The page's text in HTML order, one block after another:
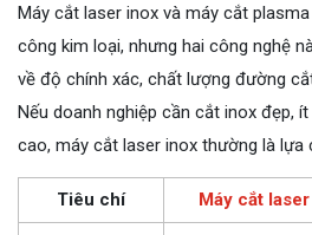
Máy cắt laser inox và máy cắt
công kim loại, nhưng hai công nghệ
về độ chính xác, chất lượng đường
Nếu doanh nghiệp cần cắt inox đẹp,
cao, máy cắt laser inox thường là lựa
Tiêu chí Máy cắt laser